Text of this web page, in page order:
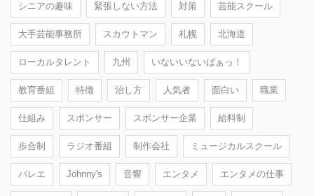
シニアの趣味 緊張しない方法 対策 芸能スクール
大手芸能事務所 スカウトマン 札幌 北海道
ローカルタレント 九州 いないいないばぁっ！
教育番組 特徴 治し方 人気者 面白い 職業
仕組み スポンサー スポンサー企業 給料制
歩合制 ラジオ番組 制作会社 ミュージカルスクール
バレエ Johnny's 音響 エンタメ エンタメの仕事